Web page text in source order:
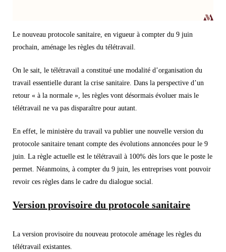
Le nouveau protocole sanitaire, en vigueur à compter du 9 juin
prochain, aménage les règles du télétravail.
On le sait, le télétravail a constitué une modalité d’organisation du
travail essentielle durant la crise sanitaire. Dans la perspective d’un
retour « à la normale », les règles vont désormais évoluer mais le
télétravail ne va pas disparaître pour autant.
En effet, le ministère du travail va publier une nouvelle version du
protocole sanitaire tenant compte des évolutions annoncées pour le 9
juin. La règle actuelle est le télétravail à 100% dès lors que le poste le
permet. Néanmoins, à compter du 9 juin, les entreprises vont pouvoir
revoir ces règles dans le cadre du dialogue social.
Version provisoire du protocole sanitaire
La version provisoire du nouveau protocole aménage les règles du
télétravail existantes.